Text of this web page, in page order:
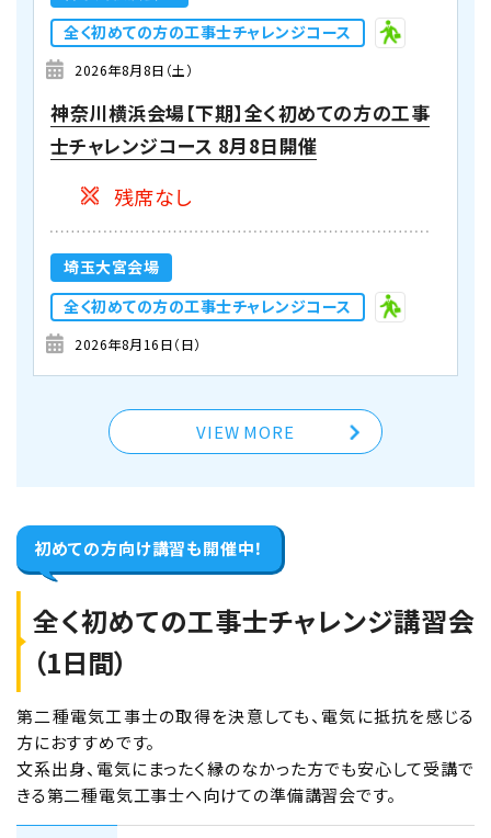
全く初めての方の工事士チャレンジコース
2026年8月8日（土）
神奈川横浜会場【下期】全く初めての方の工事
士チャレンジコース 8月8日開催
残席なし
埼玉大宮会場
全く初めての方の工事士チャレンジコース
2026年8月16日（日）
チャレンジコース 8月16日開催
名古屋元気でんき校 学科コース（2日間）
2026年8月22日（土）
学科試験（CBT・筆記）対策 8月22日・23日開
催
VIEW MORE
初めての方向け講習も開催中！
全く初めての工事士チャレンジ講習会
（1日間）
第二種電気工事士の取得を決意しても、電気に抵抗を感じる
方におすすめです。
文系出身、電気にまったく縁のなかった方でも安心して受講で
きる第二種電気工事士へ向けての準備講習会です。